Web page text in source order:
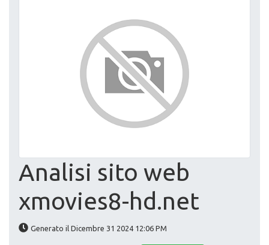
Analisi sito web
xmovies8-hd.net
Generato il Dicembre 31 2024 12:06 PM